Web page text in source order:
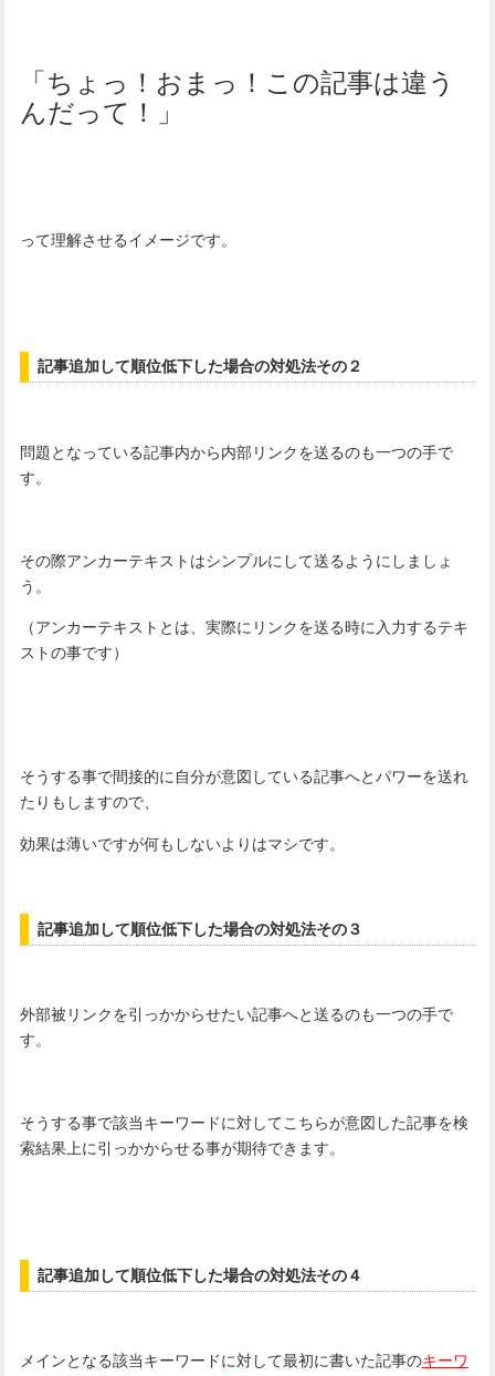
「ちょっ！おまっ！この記事は違う
んだって！」
って理解させるイメージです。
記事追加して順位低下した場合の対処法その２
問題となっている記事内から内部リンクを送るのも一つの手で
す。
その際アンカーテキストはシンプルにして送るようにしましょ
う。
（アンカーテキストとは、実際にリンクを送る時に入力するテキ
ストの事です）
そうする事で間接的に自分が意図している記事へとパワーを送れ
たりもしますので、
効果は薄いですが何もしないよりはマシです。
記事追加して順位低下した場合の対処法その３
外部被リンクを引っかからせたい記事へと送るのも一つの手で
す。
そうする事で該当キーワードに対してこちらが意図した記事を検
索結果上に引っかからせる事が期待できます。
記事追加して順位低下した場合の対処法その４
メインとなる該当キーワードに対して最初に書いた記事のキーワ